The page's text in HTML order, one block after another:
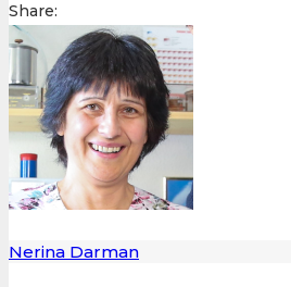
Share:
Nerina Darman